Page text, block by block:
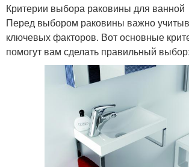
Критерии выбора раковины для ванной
Перед выбором раковины важно
ключевых факторов. Вот основные
помогут вам сделать правильный выбор: